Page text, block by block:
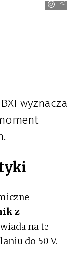
wyznacza
z
na te
do 50 V.